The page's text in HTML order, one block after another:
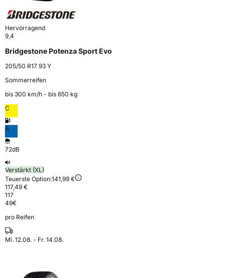
Hervorragend
9,4
Bridgestone Potenza Sport Evo
205/50 R17 93 Y
Sommerreifen
bis 300 km⁠/⁠h - bis 650 kg
C
A
72dB
Verstärkt (XL)
Teuerste Option:141,99 €
117,49 €
117
49€
pro Reifen
Mi. 12.08. - Fr. 14.08.